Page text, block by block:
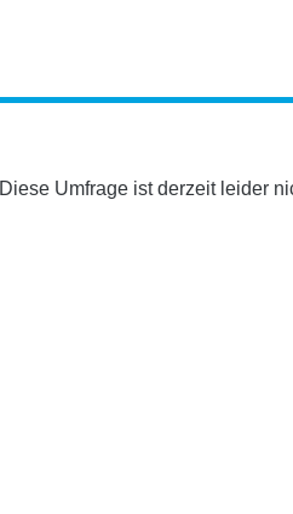
Diese Umfrage ist derzeit leider